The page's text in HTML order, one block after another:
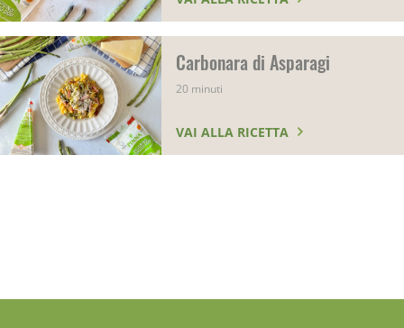
Carbonara di Asparagi
20 minuti
VAI ALLA RICETTA